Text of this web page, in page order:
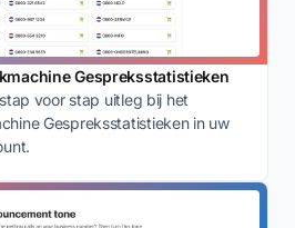
Gespreksstatistieken
voor stap uitleg bij het
Gespreksstatistieken in uw